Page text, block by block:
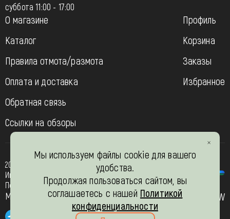
суббота 11:00 - 17:00
О магазине
Каталог
Правила отмота/размота
Оплата и доставка
Обратная связь
Ссылки на обзоры
Профиль
Корзина
Заказы
Избранное
2013-2026
Интернет- магазин “Вязь-шоп”
Политика конфиденциальности
Мы в соц. сетях JW
Мы используем файлы cookie для вашего
удобства.
Продолжая пользоваться сайтом, вы
соглашаетесь с нашей Политикой
конфиденциальности